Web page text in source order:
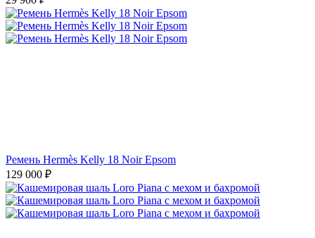
Ремень Hermès Kelly 18 Noir Epsom
129 000 ₽